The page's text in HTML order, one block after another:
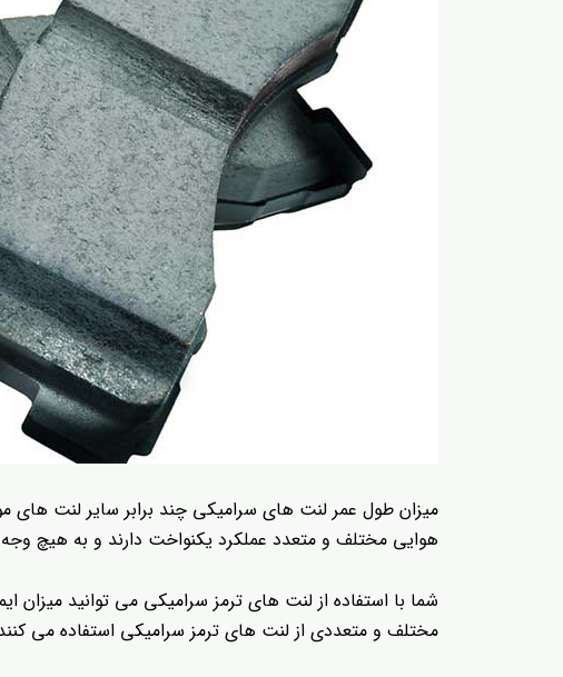
میزان طول عمر لنت های سرامیکی چند برابر سایر لنت های
هوایی مختلف و متعدد عملکرد یکنواخت دارند و به هیچ
شما با استفاده از لنت های ترمز سرامیکی می توانید میزان
مختلف و متعددی از لنت های ترمز سرامیکی استفاده می